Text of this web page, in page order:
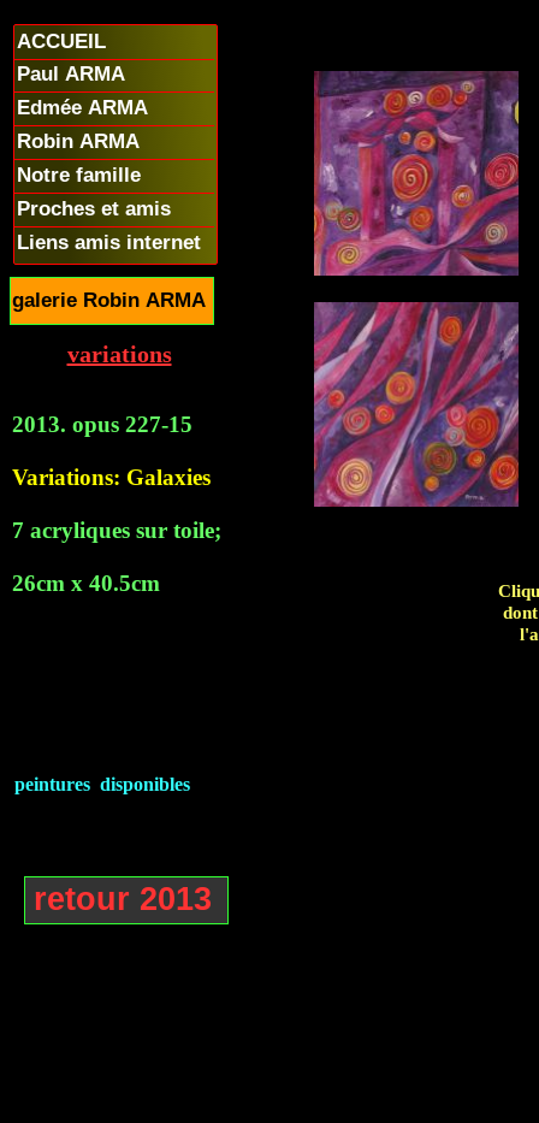
retour 2013
variations
2013. opus 227-15
Variations: Galaxies
7 acryliques sur toile;
26cm x 40.5cm
peintures disponibles
ACCUEIL
Paul ARMA
Edmée ARMA
Robin ARMA
Notre famille
Proches et amis
Liens amis internet
galerie Robin ARMA